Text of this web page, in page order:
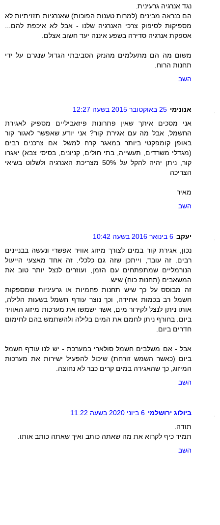
נגד אנרגיה גרעינית.
הם כנראה מבינים (למרות טענות הפוכות) שאנרגיות תזזיתיות לא
מספיקות לסיפוק צרכי האנרגיה שלנו - אבל לא איכפת להם...
אספקת אנרגיה סדירה בשפע איננה יעד חשוב אצלם.
משום מה הם מתעלמים מהנזק הסביבתי הגדול שנגרם על ידי
תחנות הרוח.
השב
אנונימי 25 באוקטובר 2015 בשעה 12:27
אני מסכים איתך שאין פתרונות פיזאביליים מספיק לאגירת
החשמל, אבל מה עם אגירת קור? אני יודע שאפשר לאגור קור
באופן קומפקטי ביותר במאגר קרח למשל. אם צרכנים רבים
(מגדלי משרדים, תעשייה, בתי חולים, קניונים, בסיסי צבא) יאגרו
קור, ניתן יהיה להקל על 50% מצריכת האנרגיה ולשלוט בשיאי
הצריכה
מאיר
השב
יעקב 6 בינואר 2016 בשעה 10:42
נכון, אגירת קור במים לצורך מיזוג אוויר אפשרי ונעשה בבניינים
רבים. זה עובד, וייתכן שזה גם כלכלי. זה אחד מאצעי הייעול
הנורמליים שמתפתחים עם הזמן, ועוזרים לנצל יותר טוב את
המשאבים (תחנות כוח) שיש.
זה מבוסס על כך שיש תחנות פחמיות או גרעיניות שמספקות
חשמל רב בכמות אחידה, וכך נוצר עודף חשמל בשעות הלילה,
אותו ניתן לנצל לקירור מים, אשר ישמשו את מערכות מיזוג האוויר
ביום. בחורף ניתן לחמם את המים בלילה ולהשתמש בהם לחימום
חדרים ביום.
אבל - אם משלבים חשמל סולארי במערכת - יש לנו עודף חשמל
ביום (כאשר השמש זורחת) שיכול להפעיל ישירות את מערכות
המיזוג, כך שהאגירה במים קרים כבר לא נחוצה.
השב
ביולוג ירושלמי 6 ביוני 2020 בשעה 11:22
תודה.
תמיד כיף לקרוא את מה שאתה כותב ואיך שאתה כותב אותו.
השב